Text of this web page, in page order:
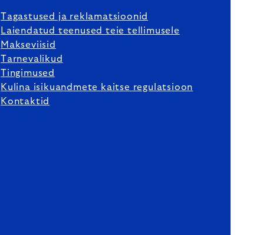
Tagastused ja reklamatsioonid
Laiendatud teenused teie tellimusele
Makseviisid
Tarnevalikud
Tingimused
Kulina isikuandmete kaitse regulatsioon
Kontaktid